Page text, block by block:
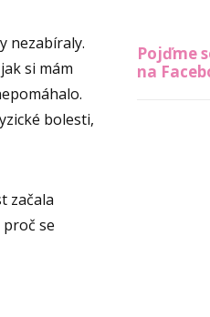
nezabíraly.
si mám
bolesti,
začala
se
Pojďme
na